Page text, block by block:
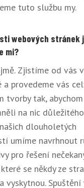
tuto službu my.
webových stránek
mi?
Zjistíme od vás
a provedeme vás
tvorby tak, abychom
na nic
dlouholetých
umíme navrhnout
pro řešení
se někdy ze
vyskytnou.